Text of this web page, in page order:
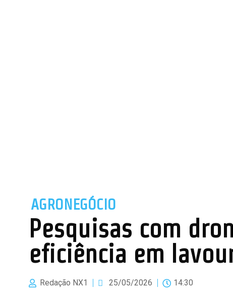
AGRONEGÓCIO
Pesquisas com
eficiência em
Redação NX1 25/05/2026 14:30